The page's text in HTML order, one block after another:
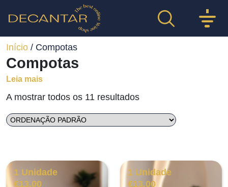
Início / Compotas
Compotas
Leia mais
A mostrar todos os 11 resultados
1 Unidade
€13.00
1 Unidade
€13.00